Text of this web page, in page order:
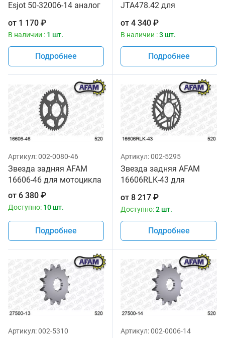
Esjot 50-32006-14 аналог
от 1 170 ₽
В наличии : 1 шт.
Подробнее
JTA478.42 для
от 4 340 ₽
В наличии :3 шт.
Подробнее
Артикул:002-0080-46
Звезда задняя AFAM
16606-46 для мотоцикла
от 6 380 ₽
Доступно: 10 шт.
Подробнее
Артикул:002-5295
Звезда задняя AFAM
16606RLK-43 для
от 8 217 ₽
Доступно:2 шт.
Подробнее
Артикул:002-5310 Артикул:002-0006-14